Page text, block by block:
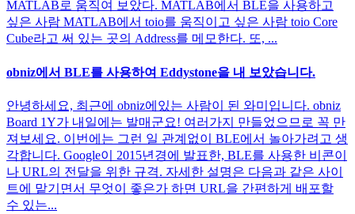
MATLAB로 움직여 보았다. MATLAB에서 BLE을 사용하고
싶은 사람 MATLAB에서 toio를 움직이고 싶은 사람 toio Core
Cube라고 써 있는 곳의 Address를 메모한다. 또, ...
obniz에서 BLE를 사용하여 Eddystone을 내 보았습니다.
안녕하세요, 최근에 obniz에있는 사람이 된 와미입니다. obniz
Board 1Y가 내일에는 발매군요! 여러가지 만들었으므로 꼭 만
져보세요. 이번에는 그런 일 관계없이 BLE에서 놀아가려고 생
각합니다. Google이 2015년경에 발표한, BLE를 사용한 비콘이
나 URL의 전달을 위한 규격. 자세한 설명은 다음과 같은 사이
트에 맡기면서 무엇이 좋은가 하면 URL을 간편하게 배포할
수 있는...